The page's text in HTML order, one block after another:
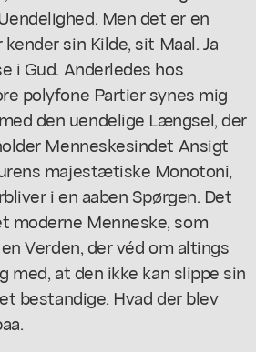
Men det er en
sin Kilde, sit Maal. Ja
i Gud. Anderledes hos
polyfone Partier synes mig
den uendelige Længsel, der
Menneskesindet Ansigt
majestætiske Monotoni,
i en aaben Spørgen. Det
moderne Menneske, som
Verden, der véd om altings
med, at den ikke kan slippe sin
bestandige. Hvad der blev